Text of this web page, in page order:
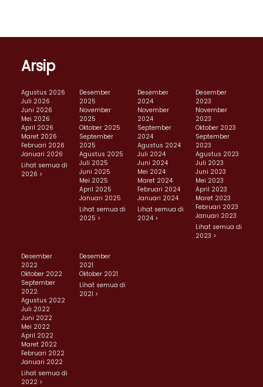
Arsip
Agustus 2026
Juli 2026
Juni 2026
Mei 2026
April 2026
Maret 2026
Februari 2026
Januari 2026
Lihat semua di
2026 >
Desember
2025
November
2025
Oktober 2025
September
2025
Agustus 2025
Juli 2025
Juni 2025
Mei 2025
April 2025
Januari 2025
Lihat semua di
2025 >
Desember
2024
November
2024
September
2024
Agustus 2024
Juli 2024
Juni 2024
Mei 2024
Maret 2024
Februari 2024
Januari 2024
Lihat semua di
2024 >
Desember
2023
November
2023
Oktober 2023
September
2023
Agustus 2023
Juli 2023
Juni 2023
Mei 2023
April 2023
Maret 2023
Februari 2023
Januari 2023
Lihat semua di
2023 >
Desember
2022
Oktober 2022
September
2022
Agustus 2022
Juli 2022
Juni 2022
Mei 2022
April 2022
Maret 2022
Februari 2022
Januari 2022
Lihat semua di
2022 >
Desember
2021
Oktober 2021
Lihat semua di
2021 >